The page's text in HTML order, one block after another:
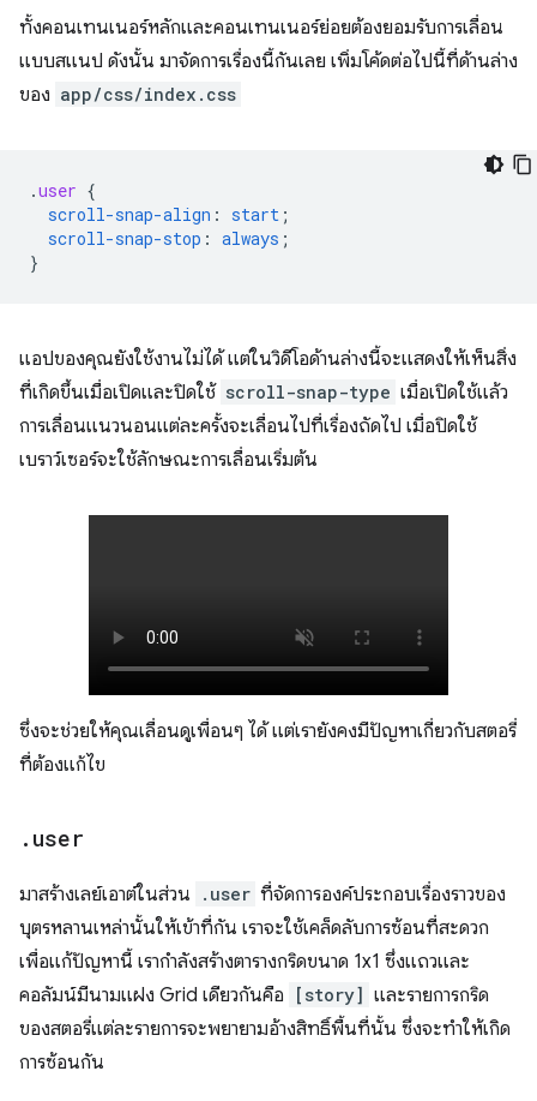
ทั้งคอนเทนเนอร์หลักและคอนเทนเนอร์ย่อยต้องยอมรับการเลื่อน
แบบสแนป ดังนั้น มาจัดการเรื่องนี้กันเลย เพิ่มโค้ดต่อไปนี้ที่ด้านล่าง
ของ app/css/index.css
.user {
scroll-snap-align : start ;
scroll-snap-stop : always ;
}
แอปของคุณยังใช้งานไม่ได้ แต่ในวิดีโอด้านล่างนี้จะแสดงให้เห็นสิ่ง
ที่เกิดขึ้นเมื่อเปิดและปิดใช้ scroll-snap-type เมื่อเปิดใช้แล้ว
การเลื่อนแนวนอนแต่ละครั้งจะเลื่อนไปที่เรื่องถัดไป เมื่อปิดใช้
เบราว์เซอร์จะใช้ลักษณะการเลื่อนเริ่มต้น
ซึ่งจะช่วยให้คุณเลื่อนดูเพื่อนๆ ได้ แต่เรายังคงมีปัญหาเกี่ยวกับสตอรี่
ที่ต้องแก้ไข
. user
มาสร้างเลย์เอาต์ในส่วน .user ที่จัดการองค์ประกอบเรื่องราวของ
บุตรหลานเหล่านั้นให้เข้าที่กัน เราจะใช้เคล็ดลับการซ้อนที่สะดวก
เพื่อแก้ปัญหานี้ เรากำลังสร้างตารางกริดขนาด 1x1 ซึ่งแถวและ
คอลัมน์มีนามแฝง Grid เดียวกันคือ
[story] และรายการกริด
ของสตอรี่แต่ละรายการจะพยายามอ้างสิทธิ์พื้นที่นั้น ซึ่งจะทำให้เกิด
การซ้อนกัน